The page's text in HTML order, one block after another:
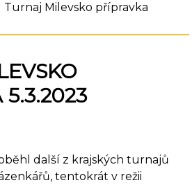
Turnaj Milevsko přípravka
5.3.2023
další z krajských turnajů
tentokrát v režii